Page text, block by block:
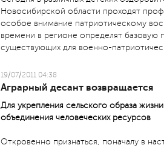
Новосибирской области проходят
особое внимание патриотическому
времени в регионе определят базовую
существующих для военно-
19/07/2011 04:38
Аграрный десант возвращается
Для укрепления сельского образа
объединения человеческих ресурсов
Откровенно признаться, поначалу в